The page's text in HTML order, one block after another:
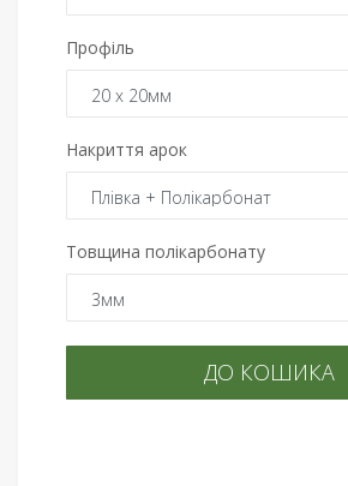
Профіль
Накриття арок
Товщина полікарбонату
ДО КОШИКА